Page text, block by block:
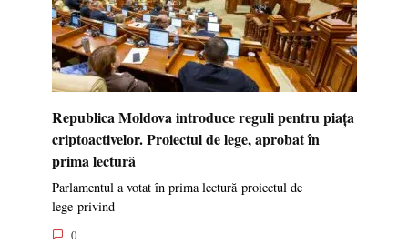
Republica Moldova introduce reguli pentru piața
criptoactivelor. Proiectul de lege, aprobat în
prima lectură
Parlamentul a votat în prima lectură proiectul de
lege privind
0